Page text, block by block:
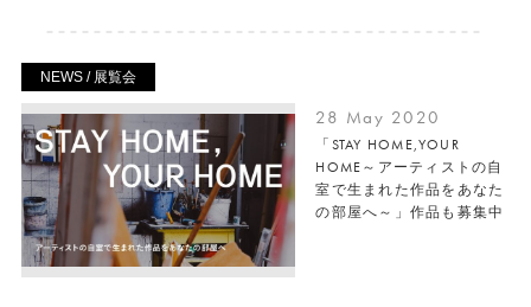
NEWS / 展覧会
28 May 2020
「STAY HOME,YOUR
HOME～アーティストの自
室で生まれた作品をあなた
の部屋へ～」作品も募集中